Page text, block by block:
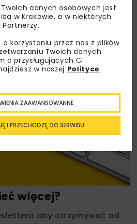
więcej?
aby otrzymywać od
danych osobowych jest
w Krakowie, a w niektórych
korzystaniu przez nas z plików
Twoich danych
o przysługujących Ci
w naszej Polityce
I PRZECHODZĘ DO SERWISU
ZAAWANSOWANNE